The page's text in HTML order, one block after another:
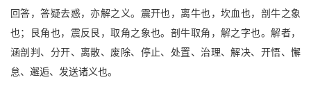
回答，答疑去惑，亦解之义。震开也，离牛也，坎血也，剖牛之象
也；艮角也，震反艮，取角之象也。剖牛取角，解之字也。解者，
涵剖判、分开、离散、废除、停止、处置、治理、解决、开悟、懈
怠、邂逅、发送诸义也。